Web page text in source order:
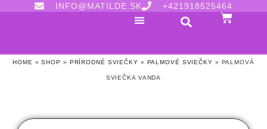
INFO@MATILDE.SK +421918525464
HOME »SHOP » PRÍRODNÉ SVIEČKY » PALMOVÉ SVIEČKY » PALMOVÁ
SVIEČKA VANDA